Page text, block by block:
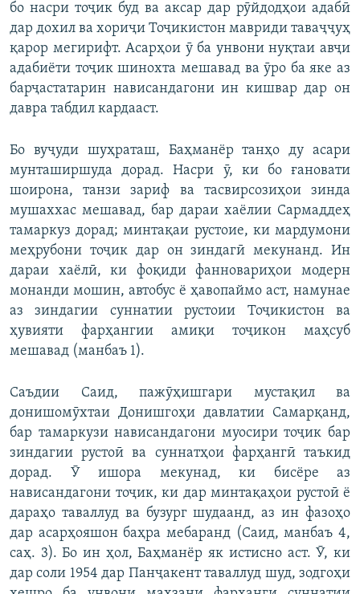
бо насри тоҷик буд ва аксар дар рӯйдодҳои адабӣ
дар дохил ва хориҷи Тоҷикистон мавриди таваҷҷуҳ
қарор мегирифт. Асарҳои ӯ ба унвони нуқтаи авҷи
адабиёти тоҷик шинохта мешавад ва ӯро ба яке аз
барҷастатарин нависандагони ин кишвар дар он
давра табдил кардааст.
Бо вуҷуди шуҳраташ, Баҳманёр танҳо ду асари
мунташиршуда дорад. Насри ӯ, ки бо ғановати
шоирона, танзи зариф ва тасвирсозиҳои зинда
мушаххас мешавад, бар дараи хаёлии Сармаддеҳ
тамаркуз дорад; минтақаи рустоие, ки мардумони
меҳрубони тоҷик дар он зиндагӣ мекунанд. Ин
дараи хаёлӣ, ки фоқиди фанновариҳои модерн
монанди мошин, автобус ё ҳавопаймо аст, намунае
аз зиндагии суннатии рустоии Тоҷикистон ва
ҳувияти фарҳангии амиқи тоҷикон маҳсуб
мешавад (манбаъ 1).
Саъдии Саид, пажӯҳишгари мустақил ва
донишомӯхтаи Донишгоҳи давлатии Самарқанд,
бар тамаркузи нависандагони муосири тоҷик бар
зиндагии рустоӣ ва суннатҳои фарҳангӣ таъкид
дорад. Ӯ ишора мекунад, ки бисёре аз
нависандагони тоҷик, ки дар минтақаҳои рустоӣ ё
дараҳо таваллуд ва бузург шудаанд, аз ин фазоҳо
дар асарҳояшон баҳра мебаранд (Саид, манбаъ 4,
саҳ. 3). Бо ин ҳол, Баҳманёр як истисно аст. Ӯ, ки
дар соли 1954 дар Панҷакент таваллуд шуд, зодгоҳи